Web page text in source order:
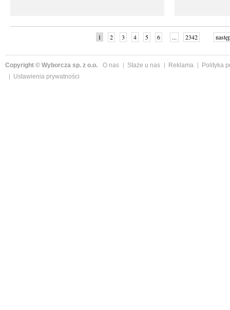
1 2 3 4 5 6 ... 2342
Copyright © Wyborcza sp. z o.o. O nas Staże u nas Reklama
Polityka
Ustawienia prywatności